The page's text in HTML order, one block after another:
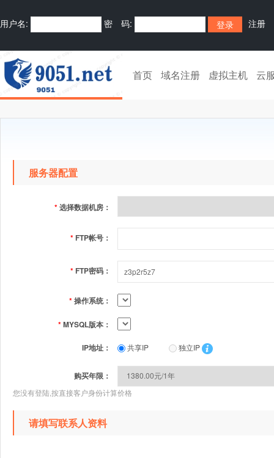
用户名: 密 码: 注册
首页 域名注册 虚拟主机 云
服务器配置
*选择数据机房：
* FTP帐号：
* FTP密码：
*操作系统：
*MYSQL版本：
IP地址： 共享IP 独立IP
购买年限：
您没有登陆,按直接客户身份计算价格
请填写联系人资料